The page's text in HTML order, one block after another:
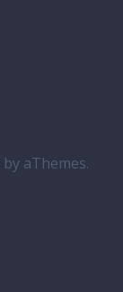
by aThemes.